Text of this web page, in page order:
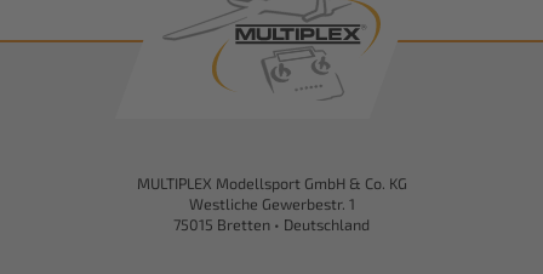
MULTIPLEX Modellsport GmbH & Co. KG
Westliche Gewerbestr. 1
75015 Bretten • Deutschland